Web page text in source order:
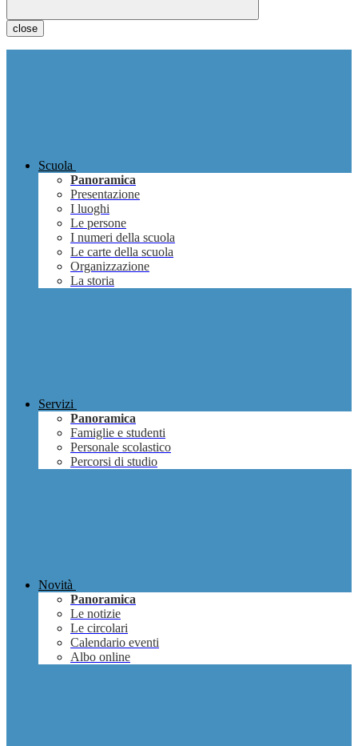
close
Scuola
Panoramica
Presentazione
I luoghi
Le persone
I numeri della scuola
Le carte della scuola
Organizzazione
La storia
Servizi
Panoramica
Famiglie e studenti
Personale scolastico
Percorsi di studio
Novità
Panoramica
Le notizie
Le circolari
Calendario eventi
Albo online